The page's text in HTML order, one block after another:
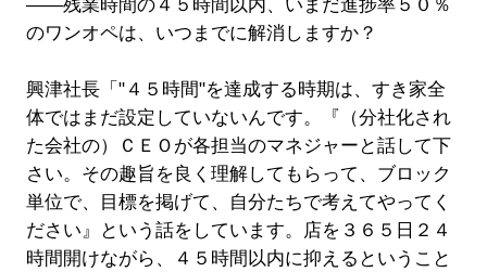
――残業時間の４５時間以内、いまだ進捗率５０％
のワンオペは、いつまでに解消しますか？
興津社長「"４５時間"を達成する時期は、すき家全
体ではまだ設定していないんです。『（分社化され
た会社の）ＣＥＯが各担当のマネジャーと話して下
さい。その趣旨を良く理解してもらって、ブロック
単位で、目標を掲げて、自分たちで考えてやってく
ださい』という話をしています。店を３６５日２４
時間開けながら、４５時間以内に抑えるということ